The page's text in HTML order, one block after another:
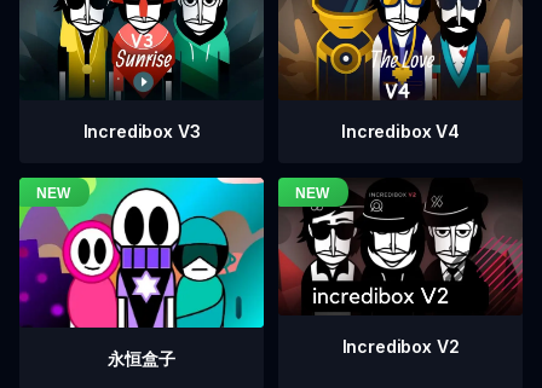
Incredibox V3 Incredibox V4
永恒盒子
Incredibox V2